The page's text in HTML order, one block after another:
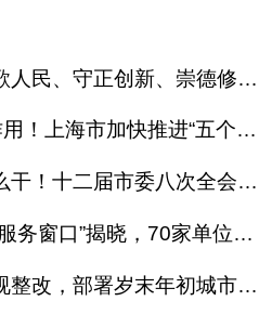
矢志培根铸魂、讴歌人民、守正创新、崇德修身！这场座谈会上，陈吉宁对全市文化战线提出期望
更好发挥“先手棋”作用！上海市加快推进“五个中心”建设领导小组会议举行
上海未来五年要这么干！十二届市委八次全会审议通过上海“十五五”规划建议
第八届进博会“最美服务窗口”揭晓，70家单位诠释“上海服务”温度
市委常委会研究巡视整改，部署岁末年初城市安全工作